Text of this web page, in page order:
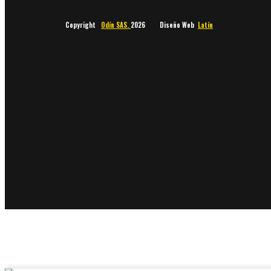
Copyright Odín SAS. 2026 Diseño Web Latín